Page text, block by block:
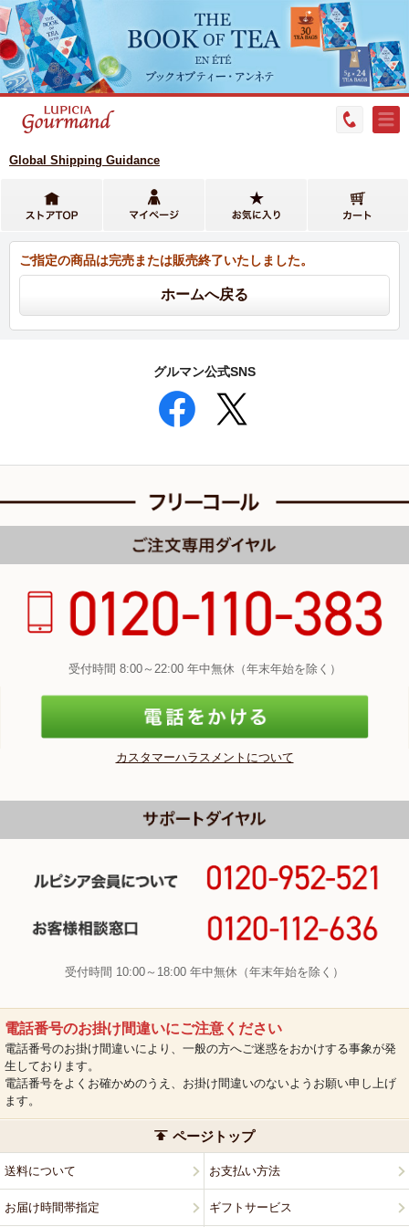
Global Shipping Guidance
ご指定の商品は完売または販売終了いたしました。
グルマン公式SNS
受付時間 8:00～22:00 年中無休（年末年始を除く）
カスタマーハラスメントについて
受付時間 10:00～18:00 年中無休（年末年始を除く）
電話番号のお掛け間違いにご注意ください
電話番号のお掛け間違いにより、一般の方へご迷惑をおかけする事象が発
生しております。
電話番号をよくお確かめのうえ、お掛け間違いのないようお願い申し上げ
ます。
ページトップ
送料について お支払い方法
お届け時間帯指定 ギフトサービス